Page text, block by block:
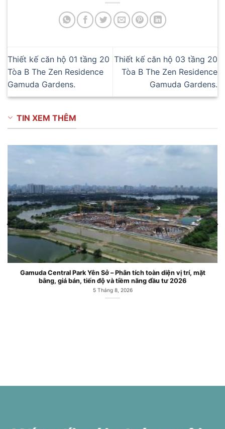
Thiết kế căn hộ 01 tầng 20
Tòa B The Zen Residence
Gamuda Gardens.
Thiết kế căn hộ 03 tầng 20
Tòa B The Zen Residence
Gamuda Gardens.
TIN XEM THÊM
Gamuda Central Park Yên Sở – Phân tích toàn diện vị trí, mặt
bằng, giá bán, tiến độ và tiềm năng đầu tư 2026
5 Tháng 8, 2026